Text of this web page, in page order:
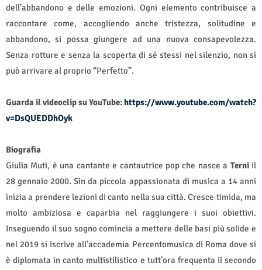
dell’abbandono e delle emozioni. Ogni elemento contribuisce a
raccontare come, accogliendo anche tristezza, solitudine e
abbandono, si possa giungere ad una nuova consapevolezza.
Senza rotture e senza la scoperta di sé stessi nel silenzio, non si
può arrivare al proprio “Perfetto”.
Guarda il videoclip su YouTube: https://www.youtube.com/watch?
v=DsQUEDDhOyk
Biografia
Giulia Muti, è una cantante e cantautrice pop che nasce a Terniil
28 gennaio 2000. Sin da piccola appassionata di musica a 14 anni
inizia a prendere lezioni di canto nella sua città. Cresce timida, ma
molto ambiziosa e caparbia nel raggiungere i suoi obiettivi.
Inseguendo il suo sogno comincia a mettere delle basi più solide e
nel 2019 si iscrive all’accademia Percentomusica di Roma dove si
è diplomata in canto multistilistico e tutt’ora frequenta il secondo